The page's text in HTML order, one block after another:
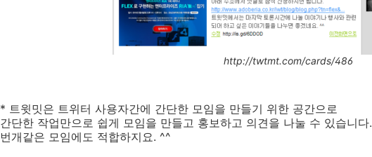
http://twtmt.com/cards/486
* 트윗밋은 트위터 사용자간에 간단한 모임을 만들기 위한 공간으로
간단한 작업만으로 쉽게 모임을 만들고 홍보하고 의견을 나눌 수 있습니다.
번개같은 모임에도 적합하지요. ^^